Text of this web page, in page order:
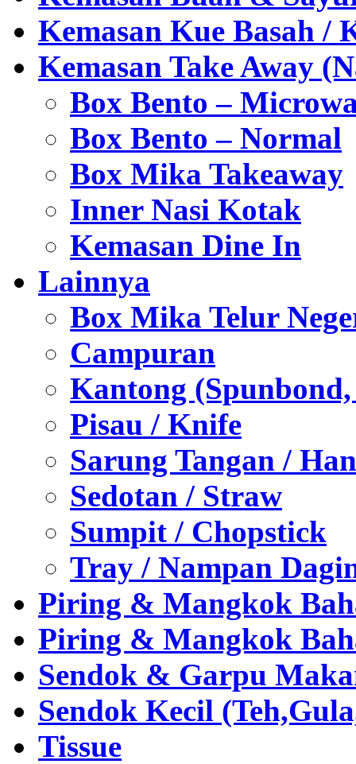
Kemasan Kue Basah /
Kemasan Take Away
Box Bento –
Box Bento – Normal
Box Mika Takeaway
Inner Nasi Kotak
Kemasan Dine In
Lainnya
Box Mika Telur
Campuran
Kantong
Pisau / Knife
Sarung Tangan /
Sedotan / Straw
Sumpit / Chopstick
Tray / Nampan
Piring & Mangkok
Piring & Mangkok
Sendok & Garpu
Sendok Kecil
Tissue